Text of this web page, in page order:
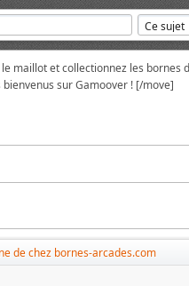
maillot et collectionnez les bornes
bienvenus sur Gamoover ! [/move]
de chez bornes-arcades.com